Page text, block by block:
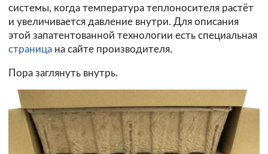
системы, когда температура теплоносителя растёт
и увеличивается давление внутри. Для описания
этой запатентованной технологии есть специальная
страница на сайте производителя.
Пора заглянуть внутрь.